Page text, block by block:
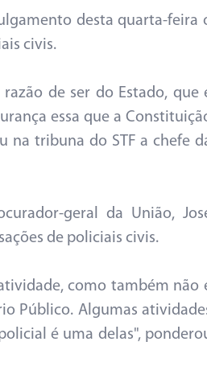
desta quarta-feira
civis.
de ser do Estado, que
essa que a
na tribuna do STF a chefe
geral da União,
de policiais civis.
como também não
Público. Algumas
é uma delas",